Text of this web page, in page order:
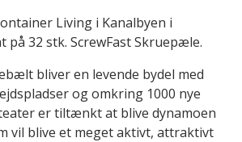
Living i Kanalbyen i
på 32 stk. ScrewFast Skruepæle.
bliver en levende bydel med
og omkring 1000 nye
er tiltænkt at blive dynamoen
vil blive et meget aktivt, attraktivt